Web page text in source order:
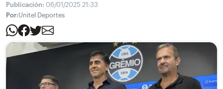
Publicación: 06/01/2025 21:33
Por:Unitel Deportes